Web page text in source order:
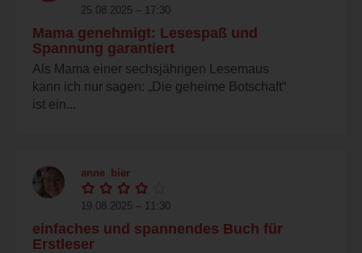
25.08.2025 – 17:30
Mama genehmigt: Lesespaß und
Spannung garantiert
Als Mama einer sechsjährigen Lesemaus
kann ich nur sagen: „Die geheime Botschaft“
ist ein...
anne_bier
19.08.2025 – 11:30
einfaches und spannendes Buch für
Erstleser